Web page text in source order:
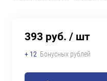
393 руб. / шт
+ 12 Бонусных рублей